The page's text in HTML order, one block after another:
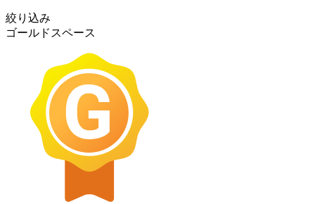
絞り込み
ゴールドスペース